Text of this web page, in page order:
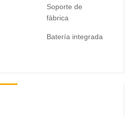
Soporte de
fábrica
Batería integrada